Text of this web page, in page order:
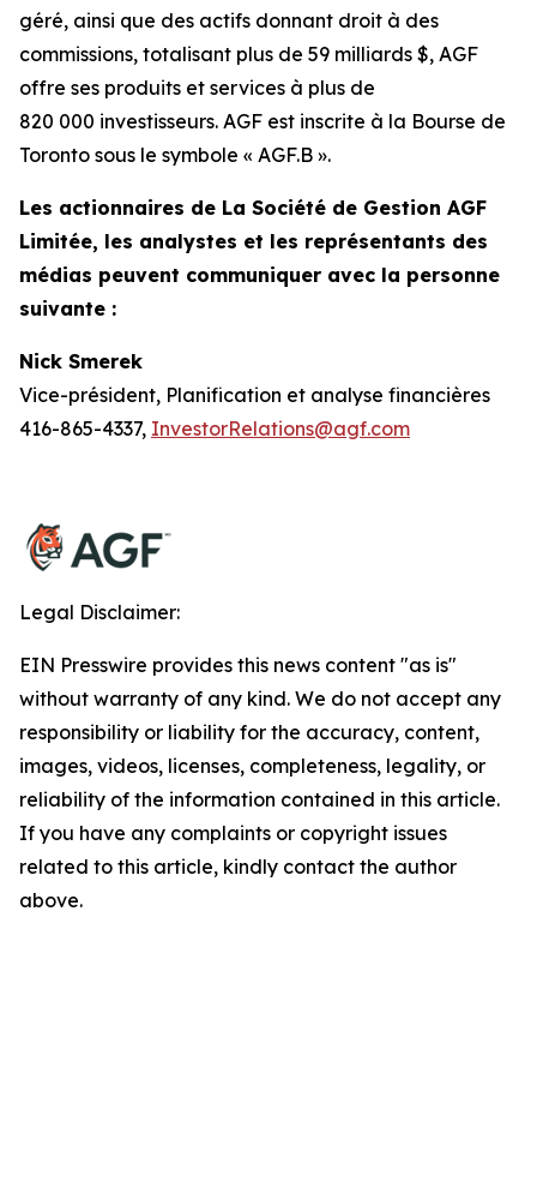
géré, ainsi que des actifs donnant droit à des
commissions, totalisant plus de 59 milliards $, AGF
offre ses produits et services à plus de
820 000 investisseurs. AGF est inscrite à la Bourse de
Toronto sous le symbole « AGF.B ».
Les actionnaires de La Société de Gestion AGF
Limitée, les analystes et les représentants des
médias peuvent communiquer avec la personne
suivante :
Nick Smerek
Vice-président, Planification et analyse financières
416-865-4337, InvestorRelations@agf.com
Legal Disclaimer:
EIN Presswire provides this news content "as is"
without warranty of any kind. We do not accept any
responsibility or liability for the accuracy, content,
images, videos, licenses, completeness, legality, or
reliability of the information contained in this article.
If you have any complaints or copyright issues
related to this article, kindly contact the author
above.